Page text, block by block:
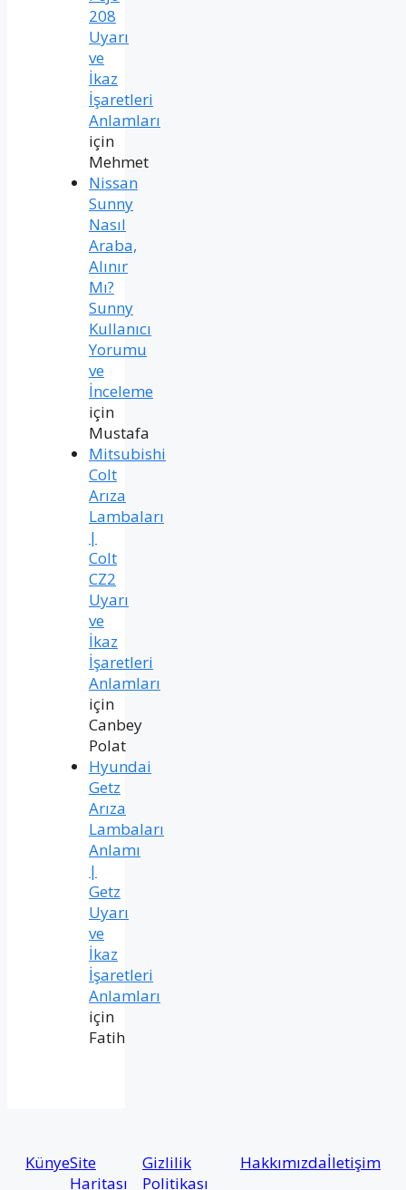
208
Uyarı
ve
İkaz
İşaretleri
Anlamları
için
Mehmet
Nissan
Sunny
Nasıl
Araba,
Alınır
Mı?
Sunny
Kullanıcı
Yorumu
ve
İnceleme
için
Mustafa
Mitsubishi
Colt
Arıza
Lambaları
|
Colt
CZ2
Uyarı
ve
İkaz
İşaretleri
Anlamları
için
Canbey
Polat
Hyundai
Getz
Arıza
Lambaları
Anlamı
|
Getz
Uyarı
ve
İkaz
İşaretleri
Anlamları
için
Fatih
KünyeSite
Haritası
Gizlilik
Politikası
Hakkımızdaİletişim